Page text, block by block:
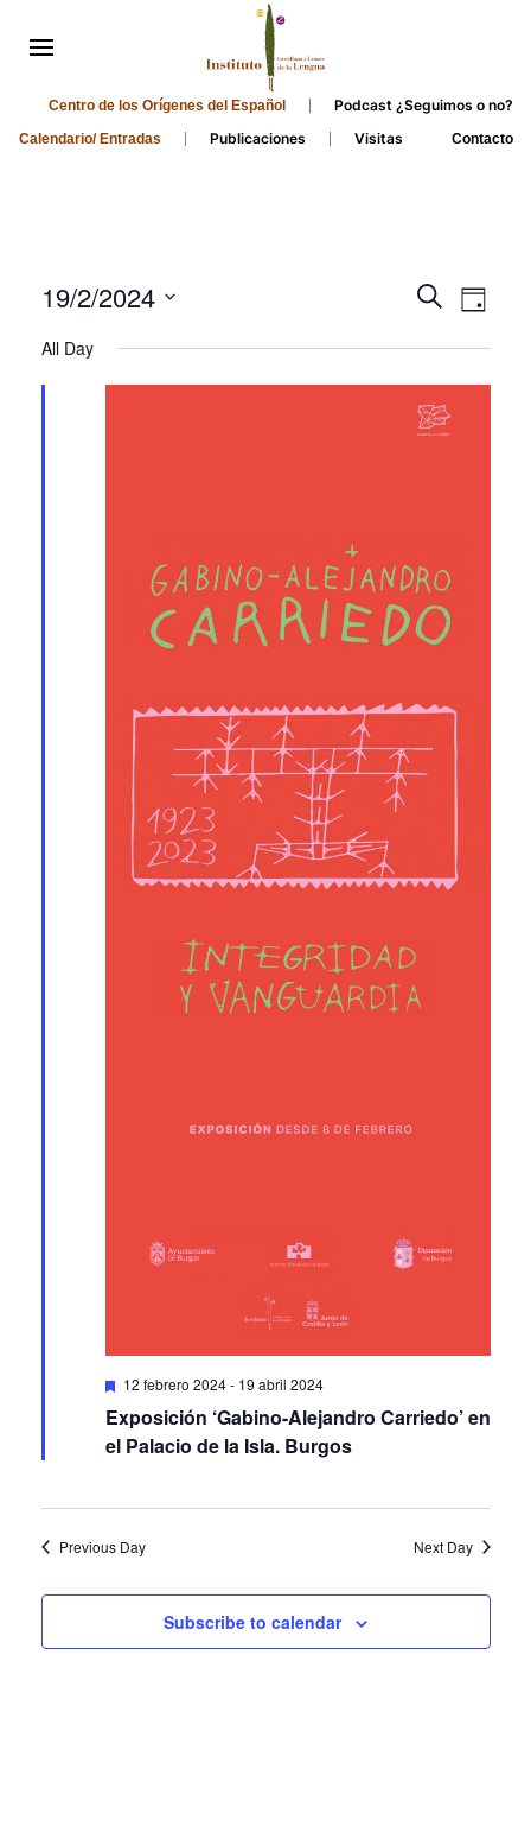
Centro de los Orígenes del Español Podcast ¿Seguimos o no?
Calendario/ Entradas Publicaciones Visitas Contacto
Events
and
Views
Search
Day
19/2/2024
date.
All Day
Featured
12 febrero 2024- 19 abril 2024
Exposición ‘Gabino-Alejandro Carriedo’ en
el Palacio de la Isla. Burgos
Previous Day Next Day
Subscribe to calendar